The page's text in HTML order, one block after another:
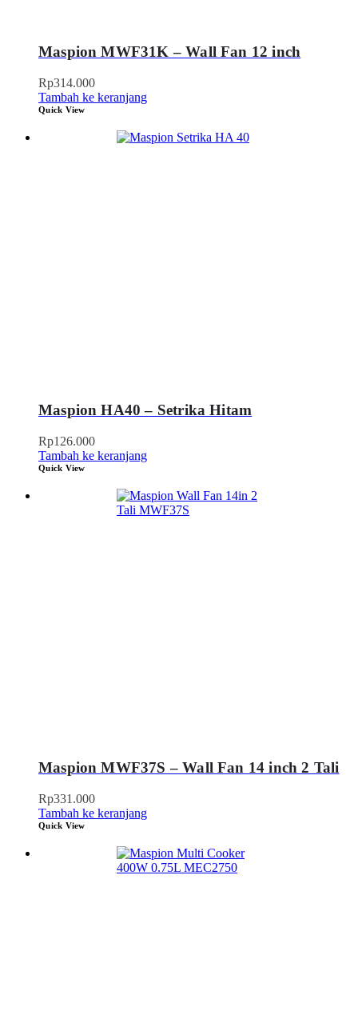
Maspion MWF31K – Wall Fan 12 inch
Rp314.000
Tambah ke keranjang
Quick View
Maspion HA40 – Setrika Hitam
Rp126.000
Tambah ke keranjang
Quick View
Maspion MWF37S – Wall Fan 14 inch 2 Tali
Rp331.000
Tambah ke keranjang
Quick View